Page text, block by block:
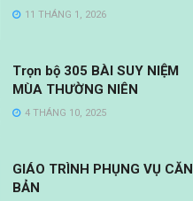
11 THÁNG 1, 2026
Trọn bộ 305 BÀI SUY NIỆM
MÙA THƯỜNG NIÊN
4 THÁNG 10, 2025
GIÁO TRÌNH PHỤNG VỤ CĂN
BẢN